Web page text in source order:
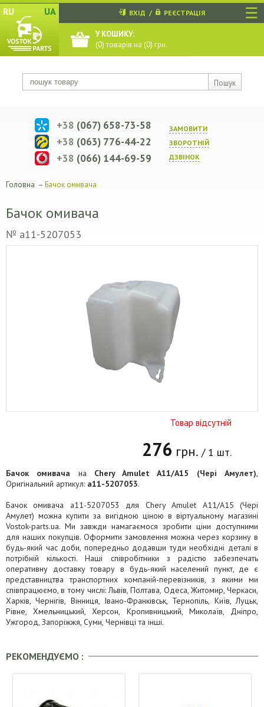
☰
RU UA
Пошук
ВХІД / РЕЄСТРАЦІЯ
У КОШИКУ:
(0) товарів на (0) грн.
ЗАМОВИТИ
ЗВОРОТНIЙ
ДЗВIНОК
+38 (067) 658-73-58
+38 (063) 776-44-22
+38 (066) 144-69-59
Головна – Бачок омивача
Бачок омивача
№ a11-5207053
Товар відсутній
276 грн. / 1 шт.
Бачок омивача на Chery Amulet A11/A15 (Чері Амулет),
Оригінальний артикул: a11-5207053.
Бачок омивача a11-5207053 для Chery Amulet A11/A15 (Чері
Амулет) можна купити за вигідною ціною в віртуальному магазині
Vostok-parts.ua. Ми завжди намагаємося зробити ціни доступними
для наших покупців. Оформити замовлення можна через корзину в
будь-який час доби, попередньо додавши туди необхідні деталі в
потрібній кількості. Наші співробітники з радістю забезпечать
оперативну доставку товару в будь-який населений пункт, де є
представництва транспортних компаній-перевізників, з якими ми
співпрацюємо, в тому числі: Львів, Полтава, Одеса, Житомир, Черкаси,
Харків, Чернігів, Вінниця, Івано-Франківськ, Тернопіль, Київ, Луцьк,
Рівне, Хмельницький, Херсон, Кропивницький, Миколаїв, Дніпро,
Ужгород, Запоріжжя, Суми, Чернівці та інші.
РЕКОМЕНДУЄМО :